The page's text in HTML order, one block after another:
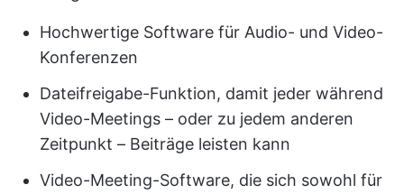
Hochwertige Software für Audio- und Video-
Konferenzen
Dateifreigabe-Funktion, damit jeder während
Video-Meetings – oder zu jedem anderen
Zeitpunkt – Beiträge leisten kann
Video-Meeting-Software, die sich sowohl für